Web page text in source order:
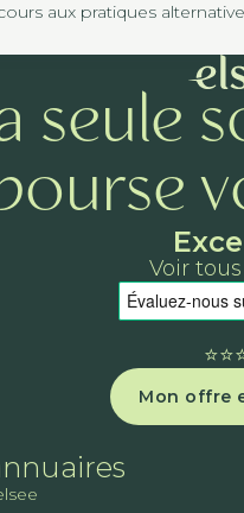
aux pratiques
seule
Voir
Mon offre